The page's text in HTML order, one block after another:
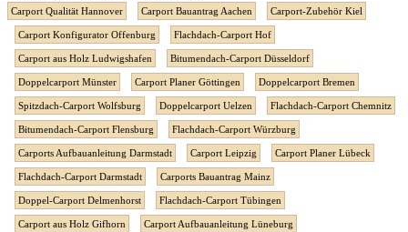
Carport Qualität Hannover Carport Bauantrag Aachen Carport-Zubehör Kiel
Carport Konfigurator Offenburg Flachdach-Carport Hof
Carport aus Holz Ludwigshafen Bitumendach-Carport Düsseldorf
Doppelcarport Münster Carport Planer Göttingen Doppelcarport Bremen
Spitzdach-Carport Wolfsburg Doppelcarport Uelzen Flachdach-Carport Chemnitz
Bitumendach-Carport Flensburg Flachdach-Carport Würzburg
Carports Aufbauanleitung Darmstadt Carport Leipzig Carport Planer Lübeck
Flachdach-Carport Darmstadt Carports Bauantrag Mainz
Doppel-Carport Delmenhorst Flachdach-Carport Tübingen
Carport aus Holz Gifhorn Carport Aufbauanleitung Lüneburg